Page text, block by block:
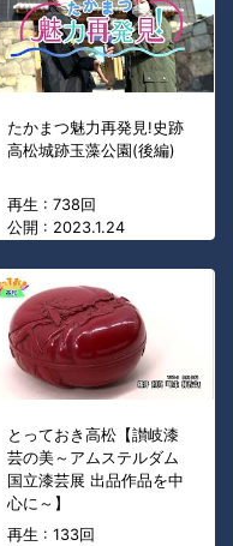
たかまつ魅力再発見!史跡
高松城跡玉藻公園(後編)
再生 : 738回
公開 : 2023.1.24
とっておき高松【讃岐漆
芸の美～アムステルダム
国立漆芸展 出品作品を中
心に～】
再生 : 133回